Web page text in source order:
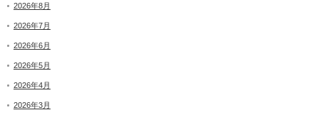
2026年8月
2026年7月
2026年6月
2026年5月
2026年4月
2026年3月